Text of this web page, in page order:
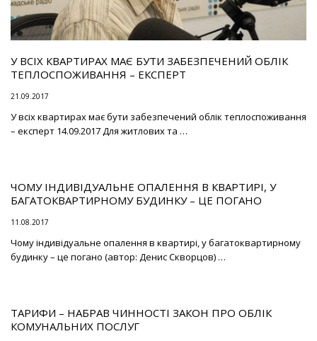
У ВСІХ КВАРТИРАХ МАЄ БУТИ ЗАБЕЗПЕЧЕНИЙ ОБЛІК
ТЕПЛОСПОЖИВАННЯ – ЕКСПЕРТ
21.09.2017
У всіх квартирах має бути забезпечений облік теплоспоживання
– експерт 14.09.2017 Для житлових та …
ЧОМУ ІНДИВІДУАЛЬНЕ ОПАЛЕННЯ В КВАРТИРІ, У
БАГАТОКВАРТИРНОМУ БУДИНКУ – ЦЕ ПОГАНО
11.08.2017
Чому індивідуальне опалення в квартирі, у багатоквартирному
будинку – це погано (автор: Денис Скворцов) …
ТАРИФИ – НАБРАВ ЧИННОСТІ ЗАКОН ПРО ОБЛІК
КОМУНАЛЬНИХ ПОСЛУГ